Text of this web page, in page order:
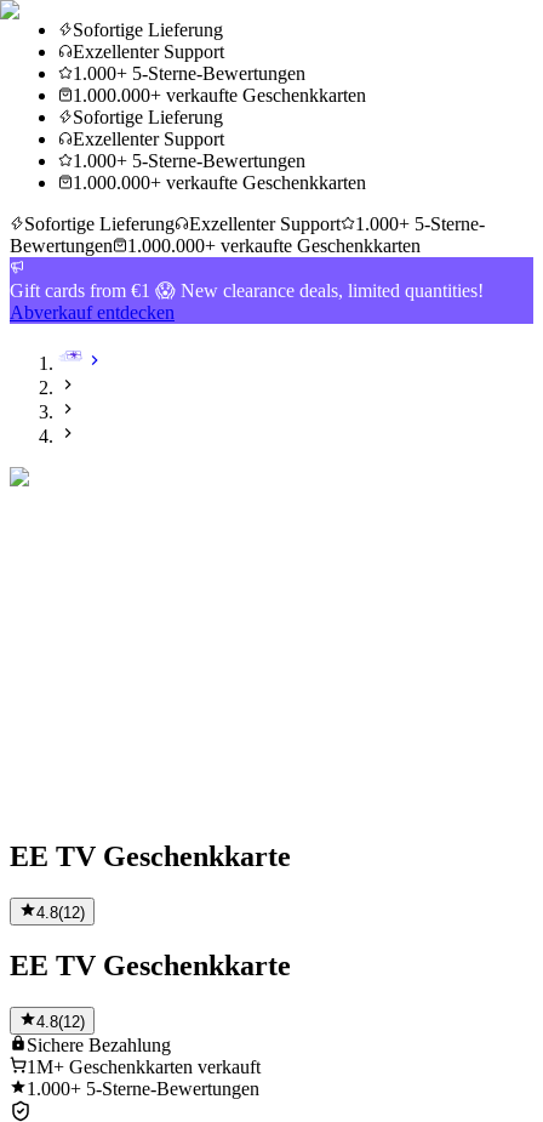
Sofortige Lieferung
Exzellenter Support
1.000+ 5-Sterne-Bewertungen
1.000.000+ verkaufte Geschenkkarten
Sofortige Lieferung
Exzellenter Support
1.000+ 5-Sterne-Bewertungen
1.000.000+ verkaufte Geschenkkarten
Sofortige Lieferung
Exzellenter Support
1.000+ 5-Sterne-
Bewertungen
1.000.000+ verkaufte Geschenkkarten
Gift cards from €1 😱 New clearance deals, limited quantities!
Abverkauf entdecken
EE TV Geschenkkarte
4.8(12)
EE TV Geschenkkarte
4.8(12)
Sichere Bezahlung
1M+ Geschenkkarten verkauft
1.000+ 5-Sterne-Bewertungen